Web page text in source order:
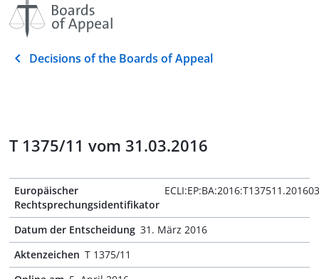
Decisions of the Boards of Appeal
T 1375/11 vom 31.03.2016
Europäischer
Rechtsprechungsidentifikator
Datum der Entscheidung 31. März 2016
Aktenzeichen T 1375/11